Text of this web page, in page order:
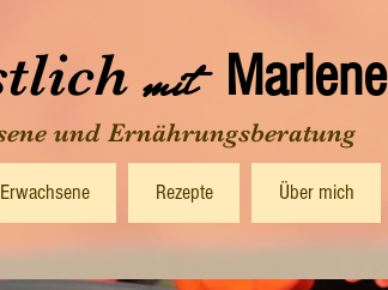
mitMarlene
und Ernährungsberatung
Rezepte Über mich